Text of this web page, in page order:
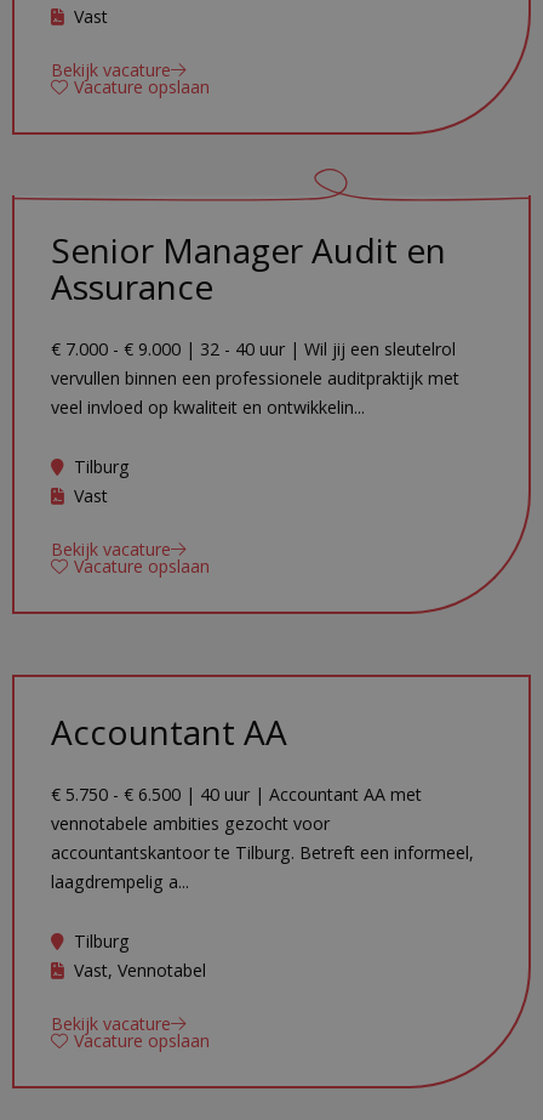
Vast
Bekijk vacature
Vacature opslaan
Senior Manager Audit en
Assurance
€ 7.000 - € 9.000 | 32 - 40 uur | Wil jij een sleutelrol
vervullen binnen een professionele auditpraktijk met
veel invloed op kwaliteit en ontwikkelin...
Tilburg
Vast
Bekijk vacature
Vacature opslaan
Accountant AA
€ 5.750 - € 6.500 | 40 uur | Accountant AA met
vennotabele ambities gezocht voor
accountantskantoor te Tilburg. Betreft een informeel,
laagdrempelig a...
Tilburg
Vast, Vennotabel
Bekijk vacature
Vacature opslaan